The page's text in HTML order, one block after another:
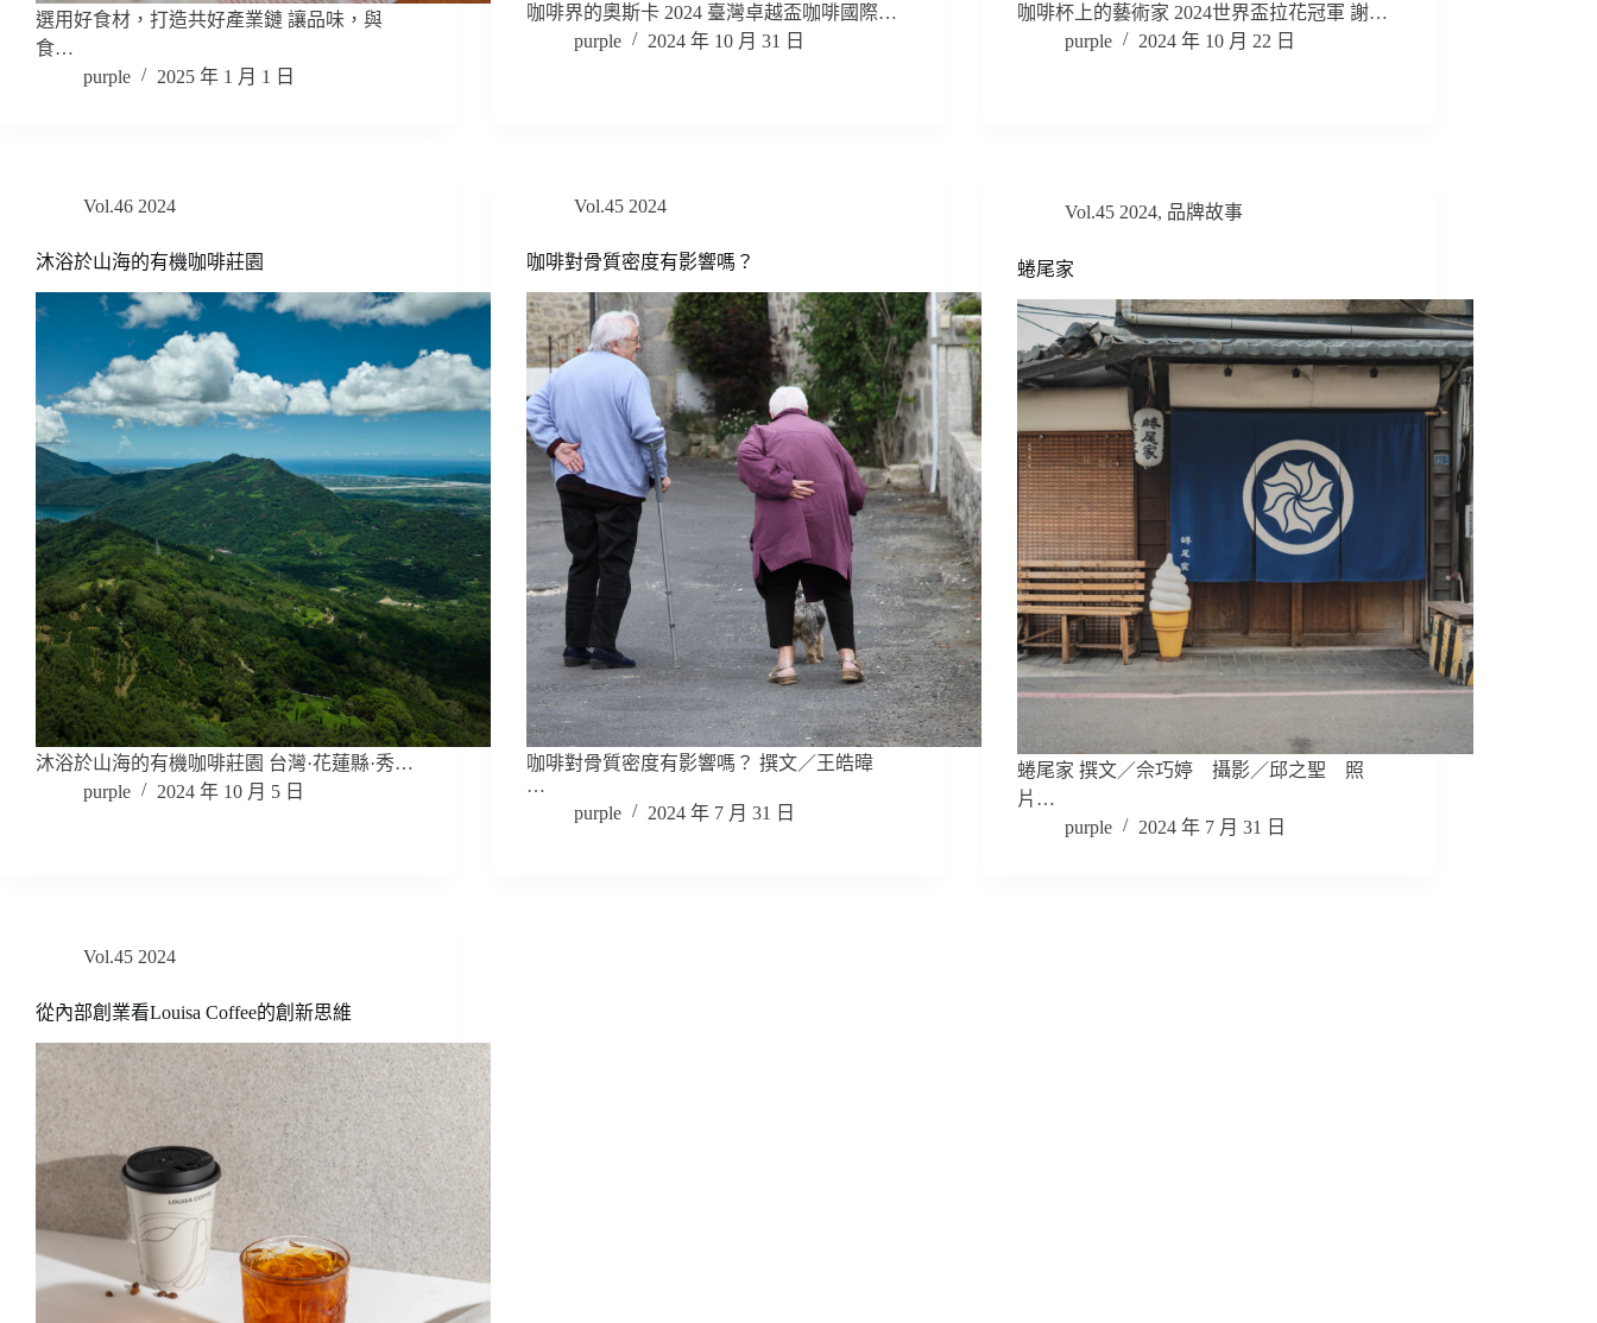
選用好食材，打造共好產業鏈 讓品味，與
食…
purple
2025 年 1 月 1 日
咖啡界的奧斯卡 2024 臺灣卓越盃咖啡國際…
purple
2024 年 10 月 31 日
咖啡杯上的藝術家 2024世界盃拉花冠軍 謝…
purple
2024 年 10 月 22 日
Vol.46 2024
沐浴於山海的有機咖啡莊園
沐浴於山海的有機咖啡莊園 台灣·花蓮縣·秀…
purple
2024 年 10 月 5 日
Vol.45 2024
咖啡對骨質密度有影響嗎？
咖啡對骨質密度有影響嗎？ 撰文／王皓暐
…
purple
2024 年 7 月 31 日
Vol.45 2024, 品牌故事
蜷尾家
蜷尾家 撰文／佘巧婷 攝影／邱之聖 照
片…
purple
2024 年 7 月 31 日
Vol.45 2024
從內部創業看Louisa Coffee的創新思維